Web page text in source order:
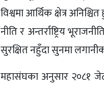
विश्वमा आर्थिक क्षेत्र
नीति र अन्तर्राष्ट्रिय
सुरक्षित नहुँदा सुनमा
महासंघका अनुसार २०८१